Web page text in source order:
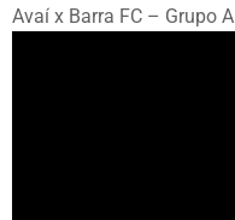
Avaí x Barra FC – Grupo A